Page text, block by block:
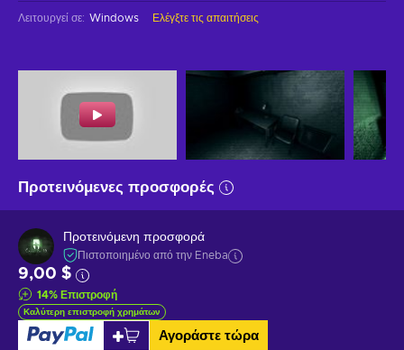
Λειτουργεί σε: Windows Ελέγξτε τις απαιτήσεις
Προτεινόμενες προσφορές
Προτεινόμενη προσφορά
Πιστοποιημένο από την Eneba
9,00 $
14% Επιστροφή
Καλύτερη επιστροφή χρημάτων
Αγοράστε τώρα